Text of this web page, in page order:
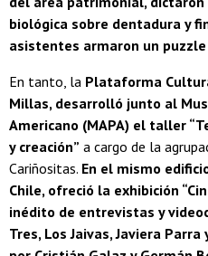
biológica sobre dentadura y
asistentes armaron un
En tanto, la Plataforma
Millas, desarrolló junto al
Americano (MAPA) el taller
y creación” a cargo de la
Cariñositas. En el mismo
Chile, ofreció la exhibición
inédito de entrevistas y
Tres, Los Jaivas, Javiera